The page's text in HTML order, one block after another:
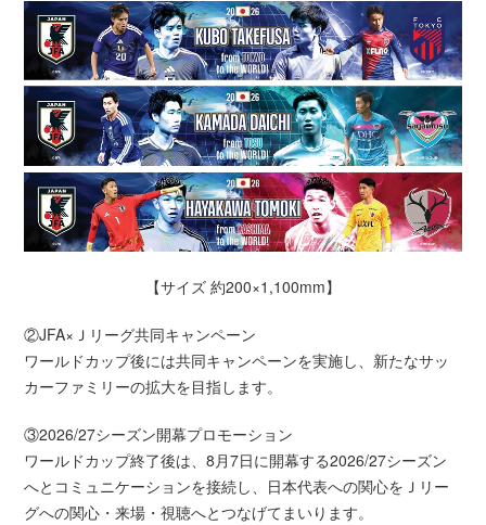
【サイズ 約200×1,100mm】
②JFA×Ｊリーグ共同キャンペーン
ワールドカップ後には共同キャンペーンを実施し、新たなサッ
カーファミリーの拡大を目指します。
③2026/27シーズン開幕プロモーション
ワールドカップ終了後は、8月7日に開幕する2026/27シーズン
へとコミュニケーションを接続し、日本代表への関心をＪリー
グへの関心・来場・視聴へとつなげてまいります。